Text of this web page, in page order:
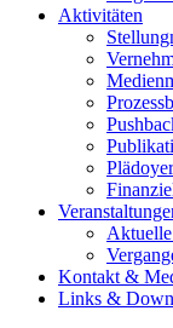
Aktivitäten
Plädoyer
Aktuelle
Kontakt &
Links &